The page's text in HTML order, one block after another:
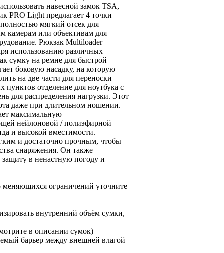
навесной замок TSA,
PRO Light предлагает 4 точки
мягкий отсек для
камерам или объективам для
Рюкзак Multiloader
использованию различных
сумку на ремне для быстрой
боковую насадку, на которую
на две части для переноски
отделение для ноутбука с
для распределения нагрузки. Этот
даже при длительном ношении.
максимальную
нейлоновой / полиэфирной
и высокой вместимости.
и достаточно прочным, чтобы
снаряжения. Он также
в ненастную погоду и
меняющихся ограничений уточните
внутренний объём сумки,
в описании сумок)
барьер между внешней влагой